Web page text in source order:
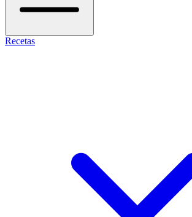
Recetas